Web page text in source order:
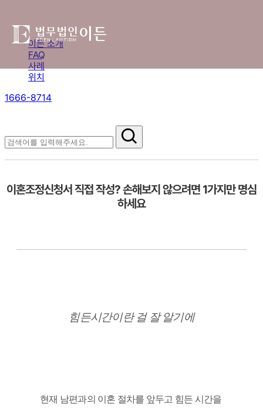
이든 소개
FAQ
사례
위치
1666-8714
이혼조정신청서 직접 작성? 손해보지 않으려면 1가지만 명심
하세요
힘든시간이란 걸 잘 알기에
현재 남편과의 이혼 절차를 앞두고 힘든 시간을